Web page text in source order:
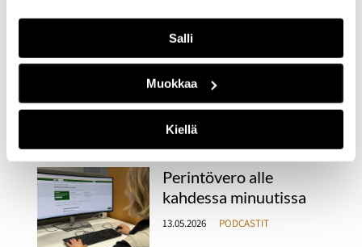
Salli
Muokkaa
Kiellä
vaikuttaa monen
suomalaisenkin raha-
asioihin. Kuitenkaan se ei ole
kaikille tuttu käsite. Mitä siis
euroopan keskuspankki
tekee? Jutun toimittivat:
Tuukka Ingers ja Olli Halme.
Perintövero alle
kahdessa minuutissa
13.05.2026 PODCASTIT